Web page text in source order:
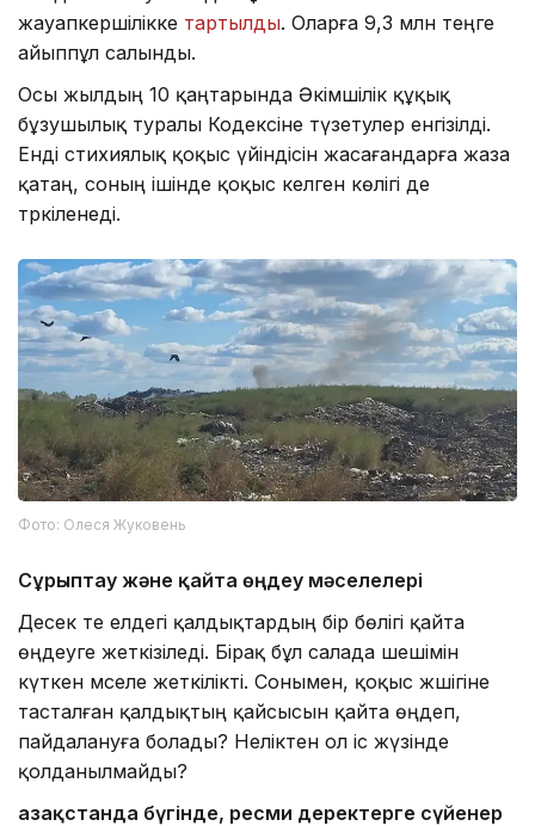
жауапкершілікке тартылды. Оларға 9,3 млн теңге
айыппұл салынды.
Осы жылдың 10 қаңтарында Әкімшілік құқық
бұзушылық туралы Кодексіне түзетулер енгізілді.
Енді стихиялық қоқыс үйіндісін жасағандарға жаза
қатаң, соның ішінде қоқыс әкелген көлігі де
тәркіленеді.
Фото: Олеся Жуковень
Сұрыптау және қайта өңдеу мәселелері
Десек те елдегі қалдықтардың бір бөлігі қайта
өңдеуге жеткізіледі. Бірақ бұл салада шешімін
күткен мәселе жеткілікті. Сонымен, қоқыс жәшігіне
тасталған қалдықтың қайсысын қайта өңдеп,
пайдалануға болады? Неліктен ол іс жүзінде
қолданылмайды?
Қазақстанда бүгінде, ресми деректерге сүйенер